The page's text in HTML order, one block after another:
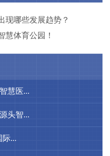
现哪些发展趋势？
慧体育公园！
慧医...
头智...
...